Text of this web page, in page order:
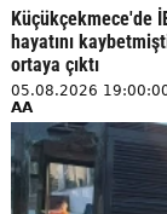
Küçükçekmece'de
hayatını
ortaya çıktı
05.08.2026
AA